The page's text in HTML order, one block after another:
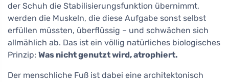
der Schuh die Stabilisierungsfunktion übernimmt,
werden die Muskeln, die diese Aufgabe sonst selbst
erfüllen müssten, überflüssig – und schwächen sich
allmählich ab. Das ist ein völlig natürliches biologisches
Prinzip: Was nicht genutzt wird, atrophiert.
Der menschliche Fuß ist dabei eine architektonisch